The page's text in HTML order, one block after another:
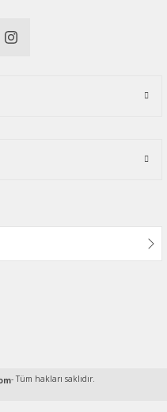
- Tüm hakları saklıdır.